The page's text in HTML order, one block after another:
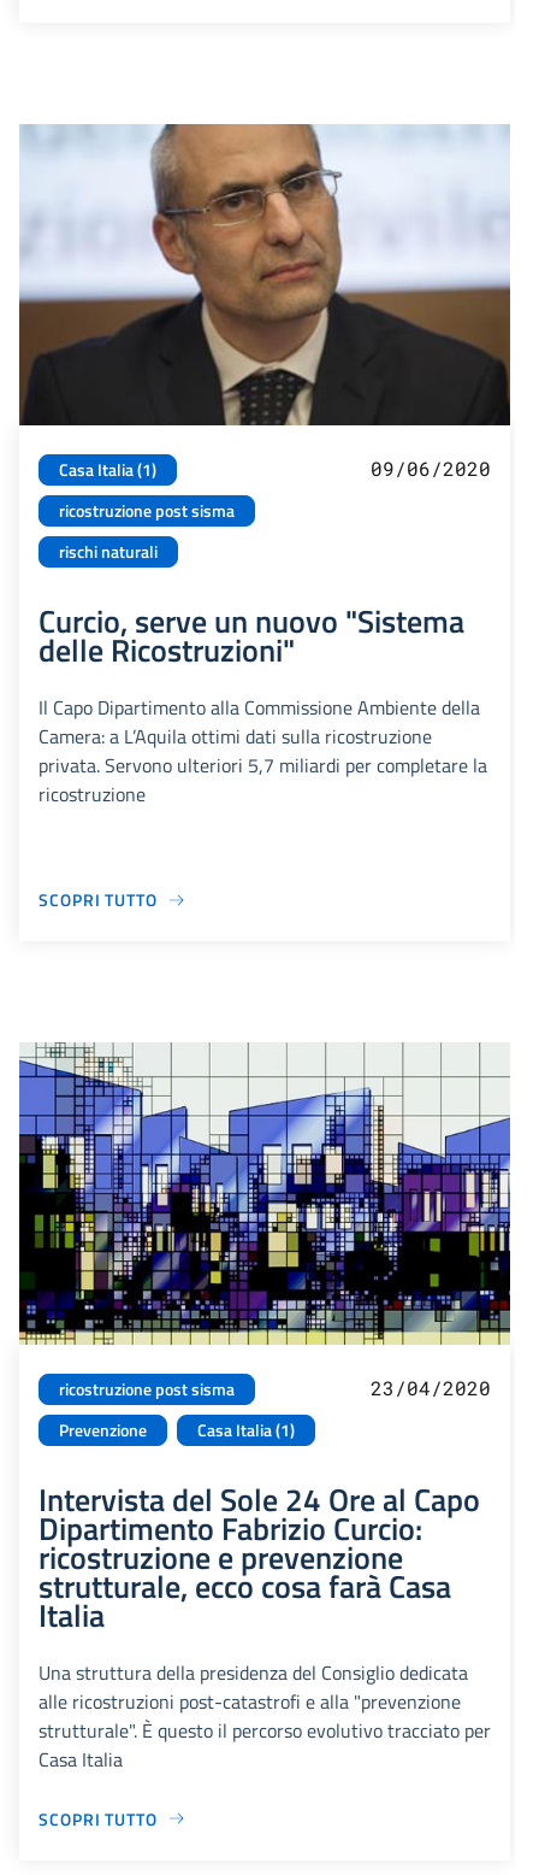
Casa Italia (1)
ricostruzione post sisma
rischi naturali
09/06/2020
Curcio, serve un nuovo "Sistema
delle Ricostruzioni"
Il Capo Dipartimento alla Commissione Ambiente della
Camera: a L’Aquila ottimi dati sulla ricostruzione
privata. Servono ulteriori 5,7 miliardi per completare la
ricostruzione
SCOPRI TUTTO
ricostruzione post sisma
Prevenzione
Casa Italia (1)
23/04/2020
Intervista del Sole 24 Ore al Capo
Dipartimento Fabrizio Curcio:
ricostruzione e prevenzione
strutturale, ecco cosa farà Casa
Italia
Una struttura della presidenza del Consiglio dedicata
alle ricostruzioni post-catastrofi e alla "prevenzione
strutturale". È questo il percorso evolutivo tracciato per
Casa Italia
SCOPRI TUTTO